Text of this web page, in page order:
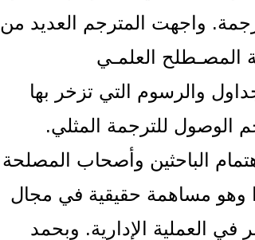
واجهت المترجم العديد من
المصـطلح العلمـي
والرسوم التي تزخر بها
الوصول للترجمة المثلي.
الباحثين وأصحاب المصلحة
وهو مساهمة حقيقية في مجال
في العملية الإدارية. وبحمد